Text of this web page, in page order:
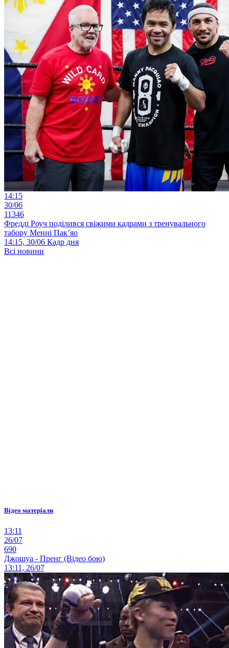
14:15
30/06
11346
Фредді Роуч поділився свіжими кадрами з тренувального
табору Менні Пак’яо
14:15, 30/06 Кадр дня
Всі новини
Відео матеріали
13:11
26/07
690
Джошуа - Пренг (Відео бою)
13:11, 26/07